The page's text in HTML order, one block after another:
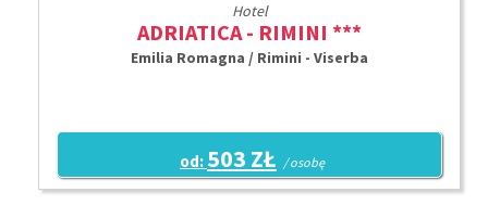
Hotel
ADRIATICA - RIMINI ***
Emilia Romagna / Rimini - Viserba
od: 503 ZŁ / osobę